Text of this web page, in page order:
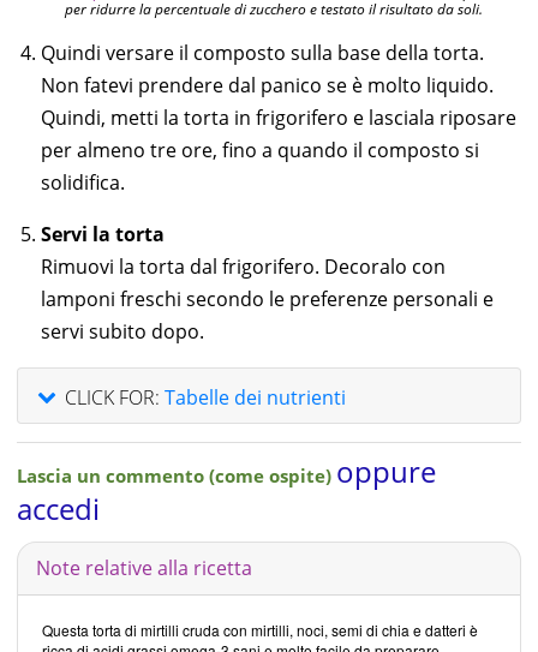
per ridurre la percentuale di zucchero e testato il risultato da soli.
Quindi versare il composto sulla base della torta.
Non fatevi prendere dal panico se è molto liquido.
Quindi, metti la torta in frigorifero e lasciala riposare
per almeno tre ore, fino a quando il composto si
solidifica.
Servi la torta
Rimuovi la torta dal frigorifero. Decoralo con
lamponi freschi secondo le preferenze personali e
servi subito dopo.
CLICK FOR: Tabelle dei nutrienti
Lascia un commento (come ospite) oppure
accedi
Note relative alla ricetta
Questa torta di mirtilli cruda con mirtilli, noci, semi di chia e datteri è